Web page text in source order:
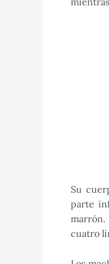
Su
parte
marrón.
cuatro